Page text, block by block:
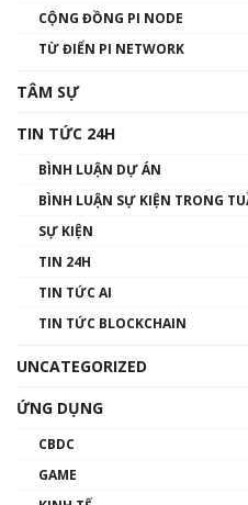
Talkshow 14:
01:29:26
CỘNG ĐỒNG PI NODE
TỪ ĐIỂN PI NETWORK
TÂM SỰ
TIN TỨC 24H
BÌNH LUẬN DỰ ÁN
BÌNH LUẬN SỰ KIỆN TRONG
SỰ KIỆN
TIN 24H
TIN TỨC AI
TIN TỨC BLOCKCHAIN
UNCATEGORIZED
ỨNG DỤNG
CBDC
GAME